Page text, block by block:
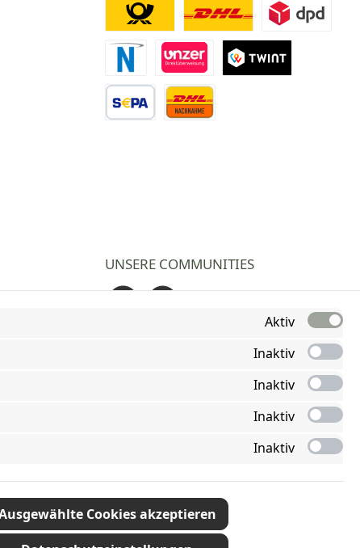
Novalnet ZahlungDirektüberweisung
Deutsche PostDHL DPD
UNSERE COMMUNITIES
Aktiv
Inaktiv
Inaktiv
Inaktiv
Inaktiv
Cookies akzeptieren